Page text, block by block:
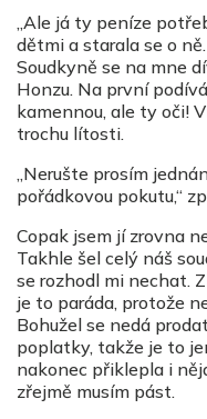
„Ale já ty peníze
dětmi a starala se o
Soudkyně se na mne
Honzu. Na první
kamennou, ale ty oči!
trochu lítosti.
„Nerušte prosím
pořádkovou pokutu,“
Copak jsem jí zrovna
Takhle šel celý náš
se rozhodl mi nechat.
je to paráda, protože
Bohužel se nedá
poplatky, takže je to
nakonec přiklepla i
zřejmě musím pást.